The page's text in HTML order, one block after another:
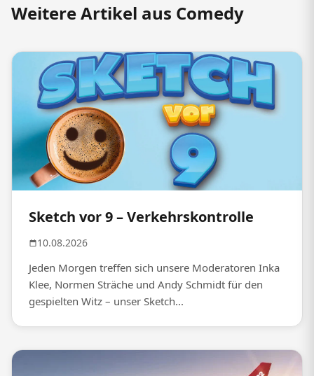
Weitere Artikel aus Comedy
Sketch vor 9 – Verkehrskontrolle
10.08.2026
Jeden Morgen treffen sich unsere Moderatoren Inka
Klee, Normen Sträche und Andy Schmidt für den
gespielten Witz – unser Sketch...